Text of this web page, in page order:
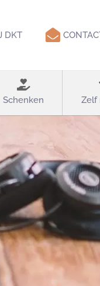
DKT
Schenken Zelf